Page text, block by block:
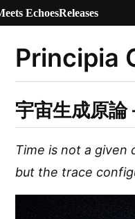
EchoesReleases
Principia
宇宙生成原
Time is not a given
but the trace